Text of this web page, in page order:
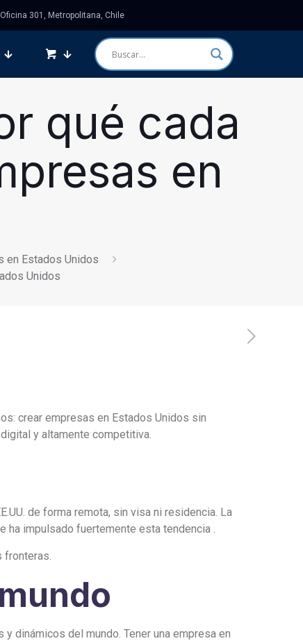
301, Metropolitana, Chile
qué cada
en
en Estados Unidos
Unidos
crear empresas en Estados Unidos sin
y altamente competitiva.
de forma remota, sin visa ni residencia. La
ha impulsado fuertemente esta tendencia .
fronteras.
dinámicos del mundo. Tener una empresa en